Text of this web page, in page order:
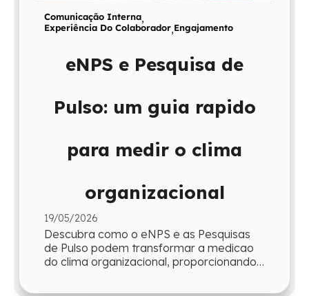
Comunicação Interna,
Experiência Do Colaborador,Engajamento
eNPS e Pesquisa de
Pulso: um guia rapido
para medir o clima
organizacional
19/05/2026
Descubra como o eNPS e as Pesquisas
de Pulso podem transformar a medicao
do clima organizacional, proporcionando